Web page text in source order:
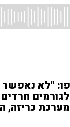
"לא
כריזה,